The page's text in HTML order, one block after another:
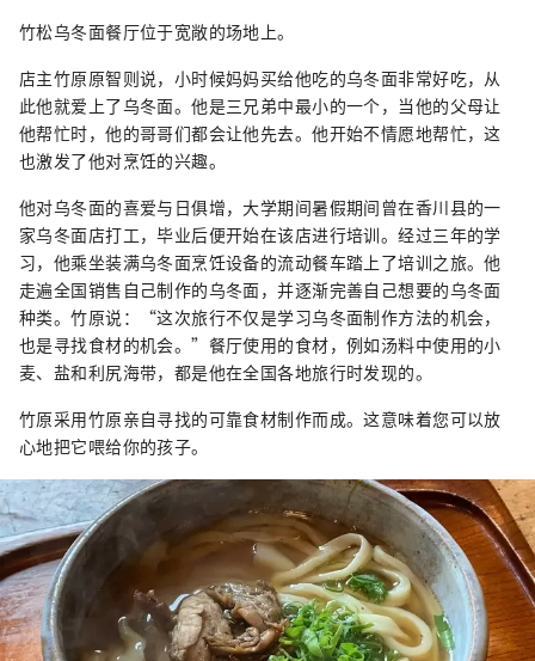
竹松乌冬面餐厅位于宽敞的场地上。
店主竹原原智则说，小时候妈妈买给他吃的乌冬面非常好吃，从
此他就爱上了乌冬面。他是三兄弟中最小的一个，当他的父母让
他帮忙时，他的哥哥们都会让他先去。他开始不情愿地帮忙，这
也激发了他对烹饪的兴趣。
他对乌冬面的喜爱与日俱增，大学期间暑假期间曾在香川县的一
家乌冬面店打工，毕业后便开始在该店进行培训。经过三年的学
习，他乘坐装满乌冬面烹饪设备的流动餐车踏上了培训之旅。他
走遍全国销售自己制作的乌冬面，并逐渐完善自己想要的乌冬面
种类。竹原说：“这次旅行不仅是学习乌冬面制作方法的机会，
也是寻找食材的机会。”餐厅使用的食材，例如汤料中使用的小
麦、盐和利尻海带，都是他在全国各地旅行时发现的。
竹原采用竹原亲自寻找的可靠食材制作而成。这意味着您可以放
心地把它喂给你的孩子。